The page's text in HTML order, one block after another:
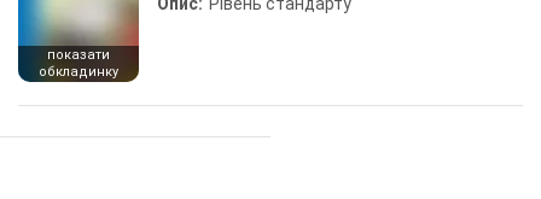
показати
обкладинку